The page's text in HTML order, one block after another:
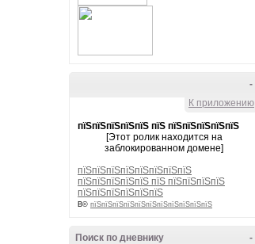
-
К приложению
пїЅпїЅпїЅпїЅпїЅ пїЅ пїЅпїЅпїЅпїЅпїЅ
[Этот ролик находится на
заблокированном домене]
пїЅпїЅпїЅпїЅпїЅпїЅпїЅпїЅ
пїЅпїЅпїЅпїЅпїЅ пїЅ пїЅпїЅпїЅпїЅ
пїЅпїЅпїЅпїЅпїЅпїЅ
В© пїЅпїЅпїЅпїЅпїЅпїЅпїЅпїЅпїЅпїЅпїЅ
-
Поиск по дневнику